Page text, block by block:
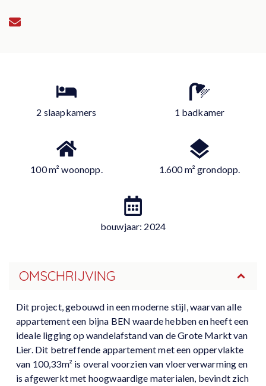
2 slaapkamers 1 badkamer
100 m² woonopp. 1.600 m² grondopp.
bouwjaar: 2024
OMSCHRIJVING
Dit project, gebouwd in een moderne stijl, waarvan alle
appartement een bijna BEN waarde hebben en heeft een
ideale ligging op wandelafstand van de Grote Markt van
Lier. Dit betreffende appartement met een oppervlakte
van 100,33m² is overal voorzien van vloerverwarming en
is afgewerkt met hoogwaardige materialen, bevindt zich